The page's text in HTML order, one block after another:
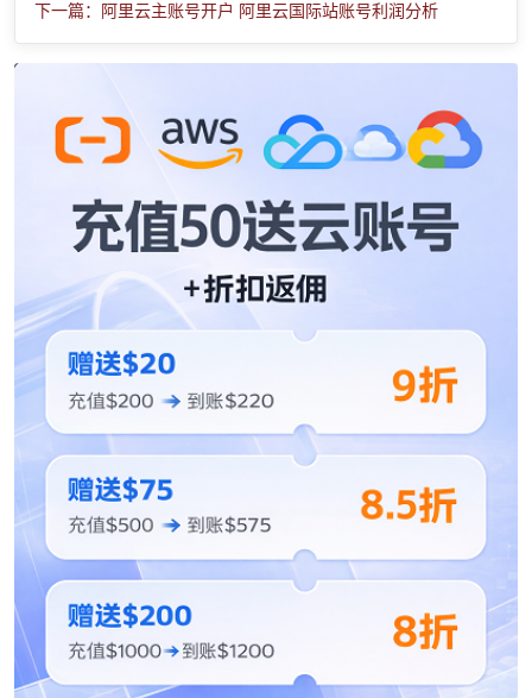
下一篇：阿里云主账号开户 阿里云国际站账号利润分析